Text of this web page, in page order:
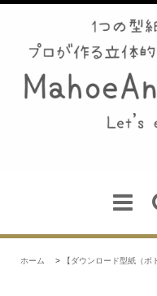
ホーム > 【ダウンロード型紙（ボ